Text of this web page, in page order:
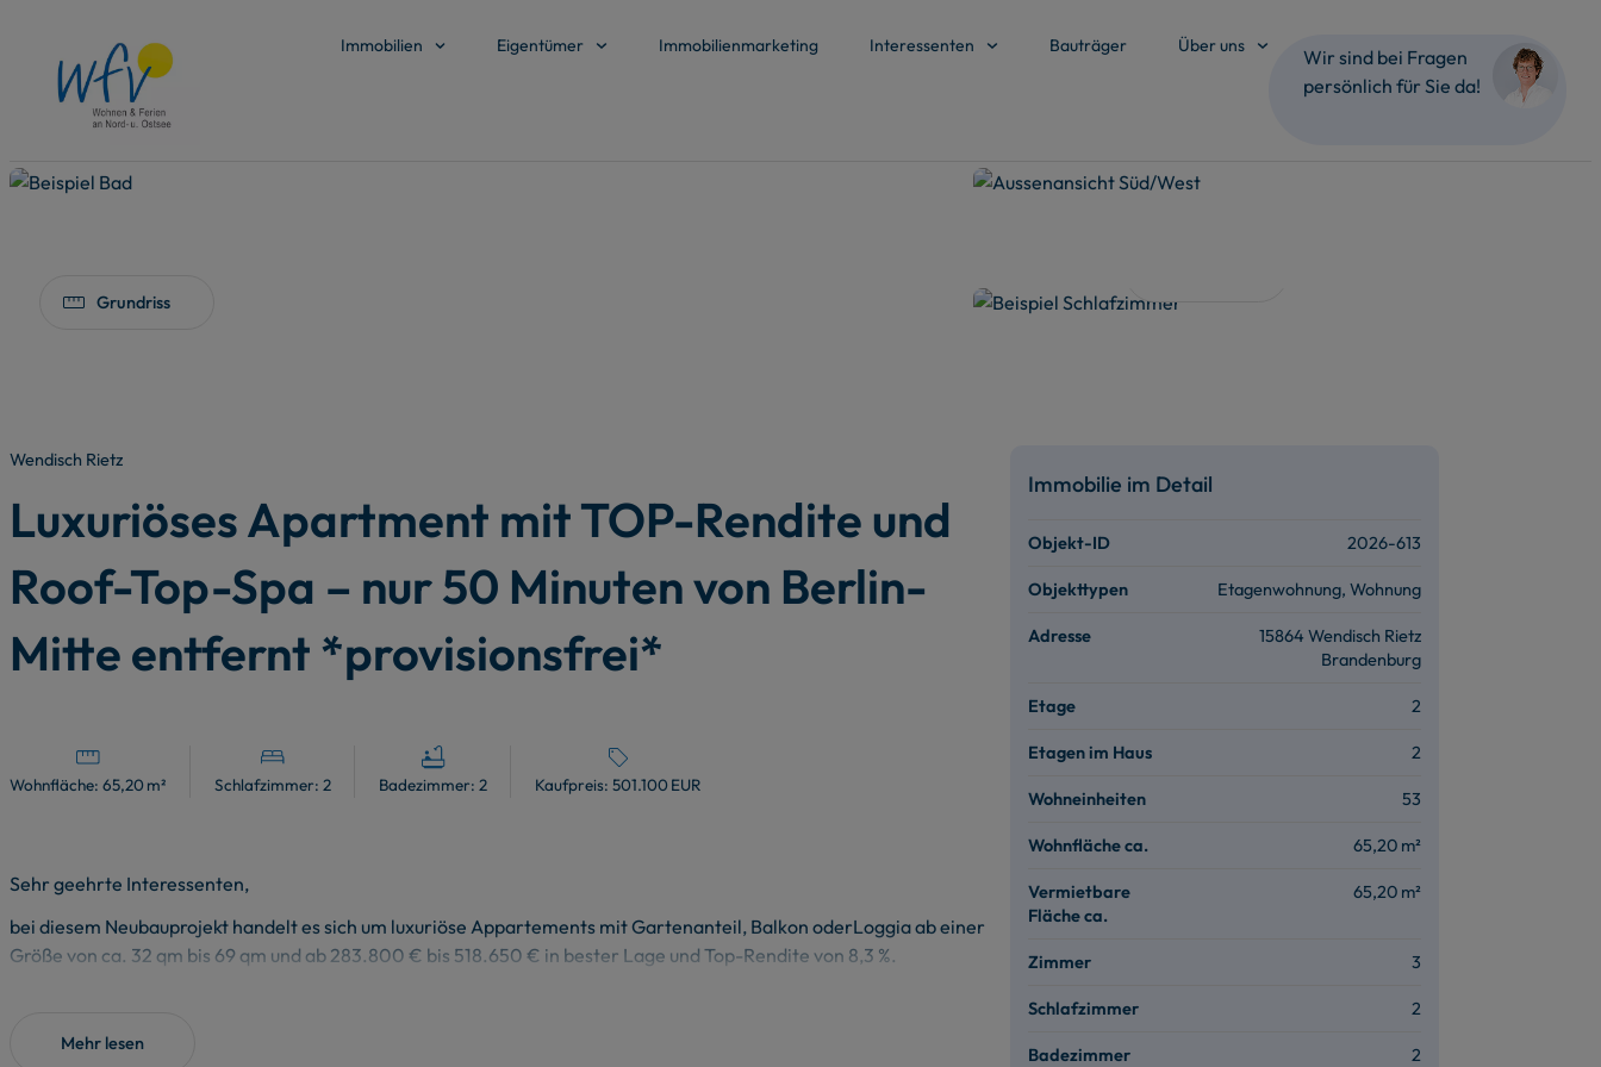
Immobilien Eigentümer Immobilienmarketing Interessenten Bauträger Über uns
Wir sind bei Fragen
persönlich für Sie da!
Grundriss
Wendisch Rietz
Luxuriöses Apartment mit TOP-Rendite und
Roof-Top-Spa – nur 50 Minuten von Berlin-
Mitte entfernt *provisionsfrei*
Wohnfläche: 65,20 m² Schlafzimmer: 2 Badezimmer: 2 Kaufpreis: 501.100 EUR
Sehr geehrte Interessenten,
bei diesem Neubauprojekt handelt es sich um luxuriöse Appartements mit Gartenanteil, Balkon oderLoggia ab einer
Größe von ca. 32 qm bis 69 qm und ab 283.800 € bis 518.650 € in bester Lage und Top-Rendite von 8,3 %.
Mehr lesen
Immobilie im Detail
Objekt-ID 2026-613
Objekttypen Etagenwohnung, Wohnung
Adresse
15864 Wendisch Rietz
Brandenburg
Etage 2
Etagen im Haus 2
Wohneinheiten 53
Wohnfläche ca. 65,20 m²
Vermietbare
Fläche ca.
65,20 m²
Zimmer 3
Schlafzimmer 2
Badezimmer 2